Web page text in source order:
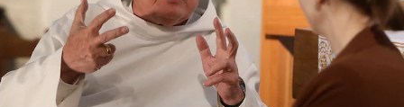
© Krone Multimedia GmbH & Co KG 2026
Muthgasse 2, 1190 Wien